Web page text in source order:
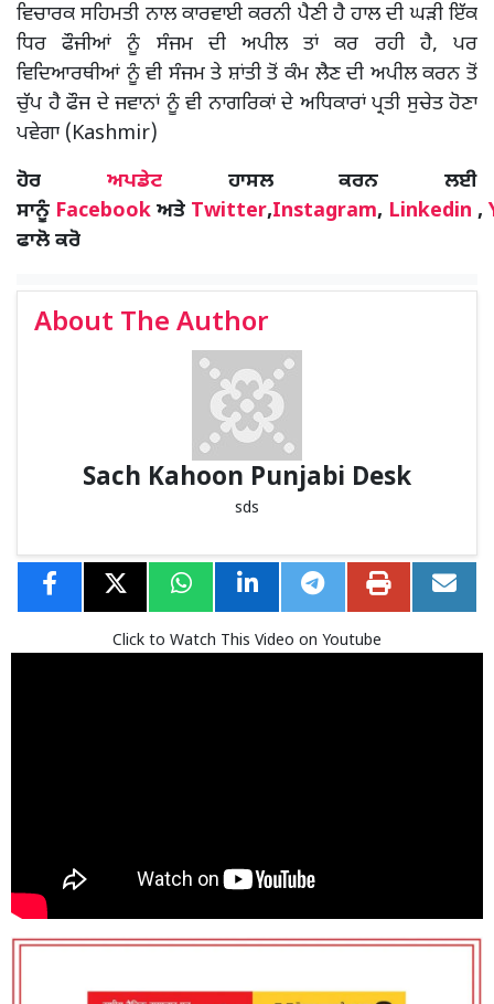
ਵਿਚਾਰਕ ਸਹਿਮਤੀ ਨਾਲ ਕਾਰਵਾਈ ਕਰਨੀ ਪੈਣੀ ਹੈ ਹਾਲ ਦੀ ਘੜੀ ਇੱਕ
ਧਿਰ ਫੌਜੀਆਂ ਨੂੰ ਸੰਜਮ ਦੀ ਅਪੀਲ ਤਾਂ ਕਰ ਰਹੀ ਹੈ, ਪਰ
ਵਿਦਿਆਰਥੀਆਂ ਨੂੰ ਵੀ ਸੰਜਮ ਤੇ ਸ਼ਾਂਤੀ ਤੋਂ ਕੰਮ ਲੈਣ ਦੀ ਅਪੀਲ ਕਰਨ ਤੋਂ
ਚੁੱਪ ਹੈ ਫੌਜ ਦੇ ਜਵਾਨਾਂ ਨੂੰ ਵੀ ਨਾਗਰਿਕਾਂ ਦੇ ਅਧਿਕਾਰਾਂ ਪ੍ਰਤੀ ਸੁਚੇਤ ਹੋਣਾ
ਪਵੇਗਾ (Kashmir)
ਹੋਰ ਅਪਡੇਟਹਾਸਲ ਕਰਨ ਲਈ
ਸਾਨੂੰ Facebook ਅਤੇ Twitter,Instagram, Linkedin ,
ਫਾਲੋ ਕਰੋ
About The Author
Sach Kahoon Punjabi Desk
sds
Click to Watch This Video on Youtube